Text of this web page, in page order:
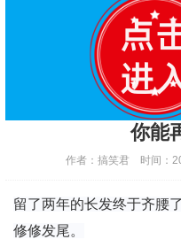
你能
作者： 搞笑君 时间：
留了两年的长发终于齐腰
修修发尾。